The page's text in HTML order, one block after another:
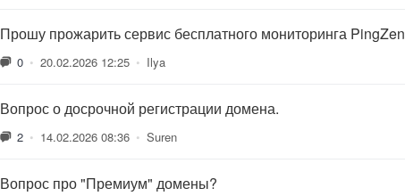
Прошу прожарить сервис бесплатного мониторинга PingZen
0 • 20.02.2026 12:25 • Ilya
Вопрос о досрочной регистрации домена.
2 • 14.02.2026 08:36 • Suren
Вопрос про "Премиум" домены?